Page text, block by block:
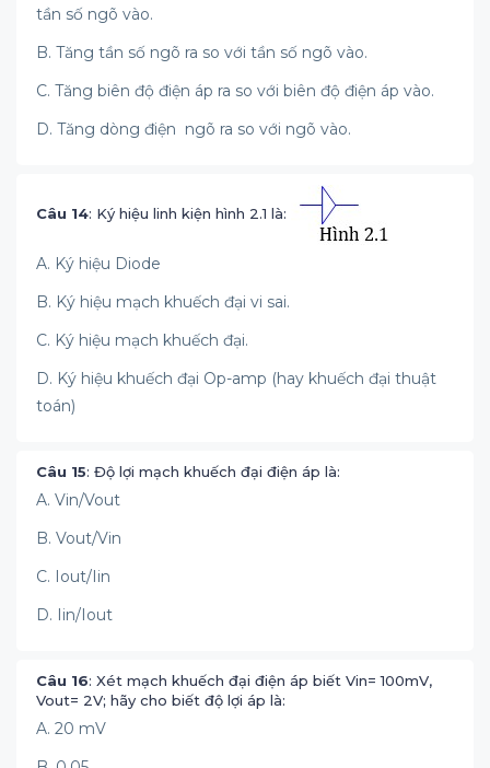
tần số ngõ vào.
B. Tăng tần số ngõ ra so với tần số ngõ vào.
C. Tăng biên độ điện áp ra so với biên độ điện áp vào.
D. Tăng dòng điện ngõ ra so với ngõ vào.
Câu 14: Ký hiệu linh kiện hình 2.1 là:
A. Ký hiệu Diode
B. Ký hiệu mạch khuếch đại vi sai.
C. Ký hiệu mạch khuếch đại.
D. Ký hiệu khuếch đại Op-amp (hay khuếch đại thuật
toán)
Câu 15: Độ lợi mạch khuếch đại điện áp là:
A. Vin/Vout
B. Vout/Vin
C. Iout/Iin
D. Iin/Iout
Câu 16: Xét mạch khuếch đại điện áp biết Vin= 100mV,
Vout= 2V; hãy cho biết độ lợi áp là:
A. 20 mV